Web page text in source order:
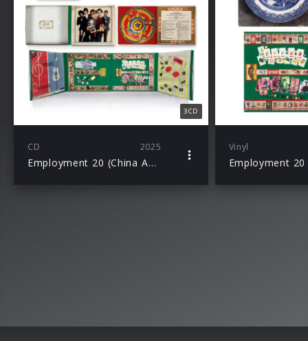
3CD
CD 2025
Employment 20 (China Anniversary Edition)
Vinyl